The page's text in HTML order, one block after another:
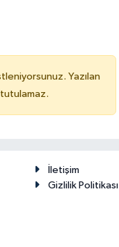
Yazılan
İletişim
Gizlilik Politikası